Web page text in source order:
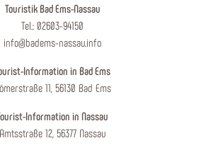
Touristik Bad Ems-Nassau
Tel.: 02603-94150
info@badems-nassau.info
Information in Bad Ems
11, 56130 Bad Ems
Information in Nassau
Amtsstraße 12, 56377 Nassau